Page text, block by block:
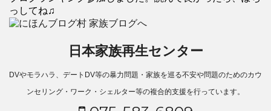
っしてね♫
日本家族再生センター
DVやモラハラ、デートDV等の暴力問題・家族を巡る不安や問題のためのカウ
ンセリング・ワーク・シェルター等の複合的支援を行っています。